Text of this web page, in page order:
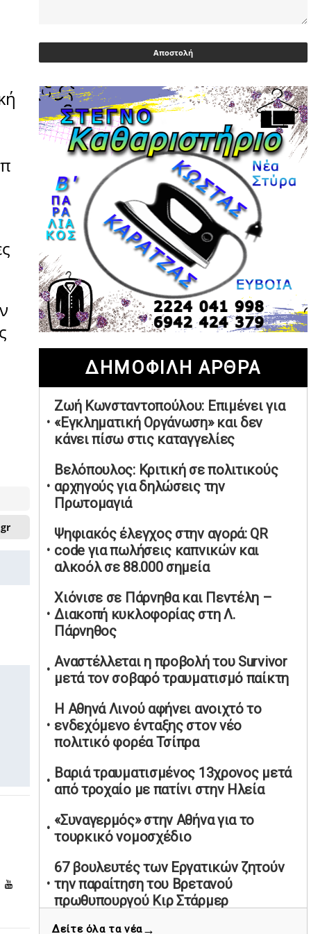
ΠΑΣΟΚ διεκδικεί ρόλο εναλλακτικής
πρότασης εξουσίας
Ακρίβεια: Με λίστα και περιορισμένες
επιλογές οι αγορές των νοικοκυριών
03/05/2026 | 07:59
Υεμένη: Σομαλοί πειρατές στο
πετρελαιοφόρο Eureka
03/05/2026 | 06:40
Αντιδρά μετά από 17 ημέρες νοσηλείας
ο Γιώργος Μυλωνάκης, τον
επισκέφτηκε ο πρωθυπουργός
02/05/2026 | 20:54
Μεντιλίμπαρ: Ξεχωριστό το κλίμα σε
κάθε παιχνίδι ΠΑΟΚ και Ολυμπιακού
02/05/2026 | 20:28
Περιστέρι: Ένταση μεταξύ ανηλίκων
άφησε δύο 15χρονους τραυματίες
Ηνωμένα Αραβικά Εμιράτα: Αίρουν
τους περιορισμούς στον εναέριο χώρο
02/05/2026 | 17:16
Η Αθηνά Λινού αφήνει ανοιχτό το
ενδεχόμενο ένταξης στον νέο
πολιτικό φορέα Τσίπρα
Αταμάν: Κανείς δεν έχει δικαίωμα να
μιλά για τον πρόεδρο και την
οικογένειά του
02/05/2026 | 15:59
Μαρινάκης: Ο Ανδρουλάκης
υπαναχώρησε στις συμφωνίες για τις
Ανεξάρτητες Αρχές
02/05/2026 | 09:36
code για πωλήσεις καπνικών και
αλκοόλ σε 88.000 σημεία
02/05/2026 | 06:26
Καύσιμα αεροσκαφών: Διαβεβαιώσεις
ΕΕ για επάρκεια παρά τη γεωπολιτική
ένταση
01/05/2026 | 19:54
Βελόπουλος: Κριτική σε πολιτικούς
αρχηγούς για δηλώσεις την
Πρωτομαγιά
01/05/2026 | 19:33
ΔΗΜΟΦΙΛΗ ΑΡΘΡΑ
Ζωή Κωνσταντοπούλου: Επιμένει για
«Εγκληματική Οργάνωση» και δεν
κάνει πίσω στις καταγγελίες
Βελόπουλος: Κριτική σε πολιτικούς
αρχηγούς για δηλώσεις την
Πρωτομαγιά
Ψηφιακός έλεγχος στην αγορά: QR
code για πωλήσεις καπνικών και
αλκοόλ σε 88.000 σημεία
Χιόνισε σε Πάρνηθα και Πεντέλη –
Διακοπή κυκλοφορίας στη Λ.
Πάρνηθος
Αναστέλλεται η προβολή του Survivor
μετά τον σοβαρό τραυματισμό παίκτη
Η Αθηνά Λινού αφήνει ανοιχτό το
ενδεχόμενο ένταξης στον νέο
πολιτικό φορέα Τσίπρα
Βαριά τραυματισμένος 13χρονος μετά
από τροχαίο με πατίνι στην Ηλεία
«Συναγερμός» στην Αθήνα για το
τουρκικό νομοσχέδιο
67 βουλευτές των Εργατικών ζητούν
την παραίτηση του Βρετανού
πρωθυπουργού Κιρ Στάρμερ
Δείτε όλα τα νέα→